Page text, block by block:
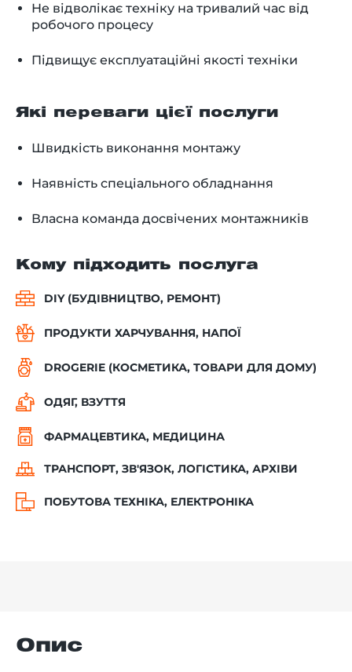
Не відволікає техніку на тривалий час від
робочого процесу
Підвищує експлуатаційні якості техніки
Які переваги цієї послуги
Швидкість виконання монтажу
Наявність спеціального обладнання
Власна команда досвічених монтажників
Кому підходить послуга
DIY (БУДІВНИЦТВО, РЕМОНТ)
ПРОДУКТИ ХАРЧУВАННЯ, НАПОЇ
DROGERIE (КОСМЕТИКА, ТОВАРИ ДЛЯ ДОМУ)
ОДЯГ, ВЗУТТЯ
ФАРМАЦЕВТИКА, МЕДИЦИНА
ТРАНСПОРТ, ЗВ'ЯЗОК, ЛОГІСТИКА, АРХІВИ
ПОБУТОВА ТЕХНІКА, ЕЛЕКТРОНІКА
Опис